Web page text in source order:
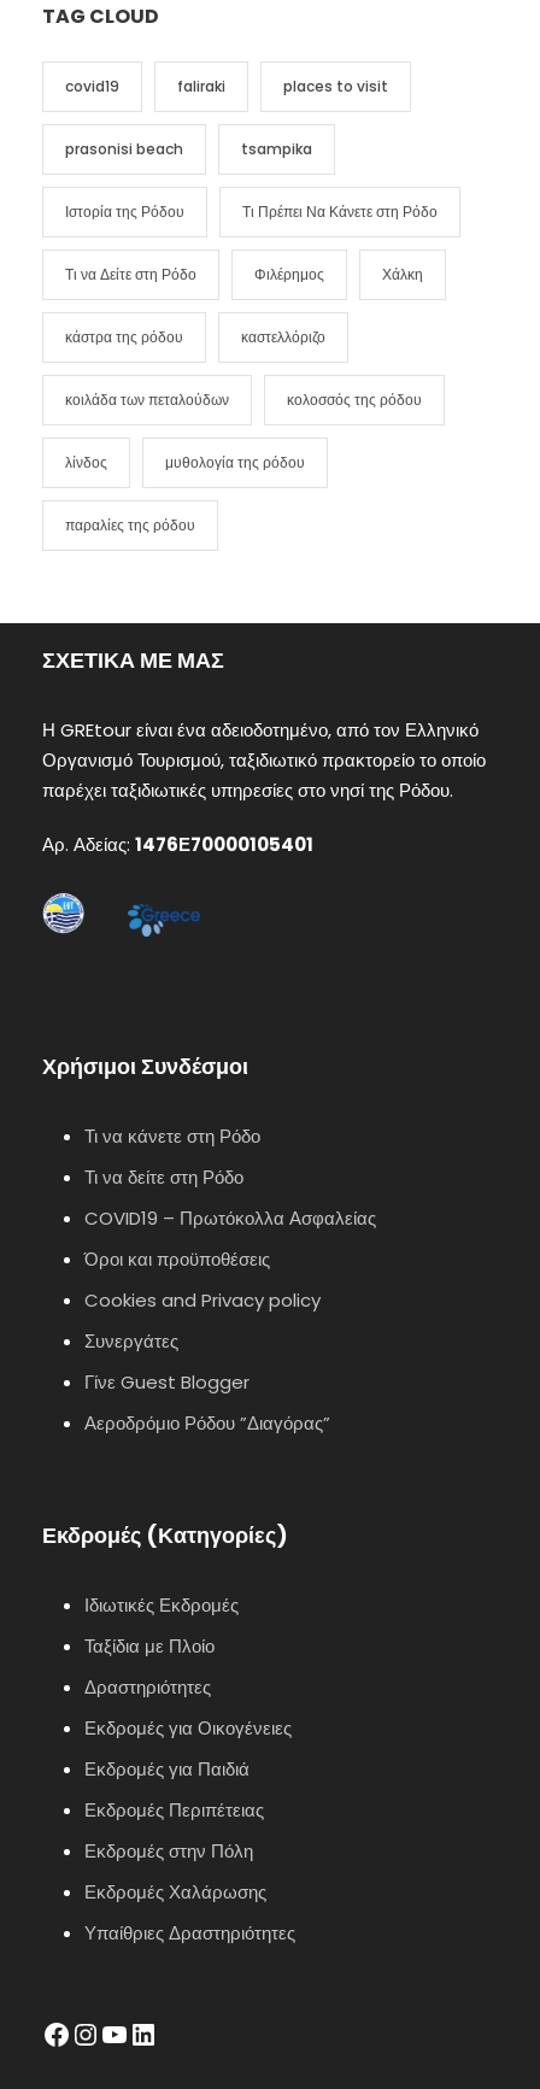
TAG CLOUD
covid19 faliraki places to visit
prasonisi beach tsampika
Ιστορία της Ρόδου Τι Πρέπει Να Κάνετε στη Ρόδο
Τι να Δείτε στη Ρόδο Φιλέρημος Χάλκη
κάστρα της ρόδου καστελλόριζο
κοιλάδα των πεταλούδων κολοσσός της ρόδου
λίνδος μυθολογία της ρόδου
παραλίες της ρόδου
ΣΧΕΤΙΚΑ ΜΕ ΜΑΣ
Η GREtour είναι ένα αδειοδοτημένο, από τον Ελληνικό
Οργανισμό Τουρισμού, ταξιδιωτικό πρακτορείο το οποίο
παρέχει ταξιδιωτικές υπηρεσίες στο νησί της Ρόδου.
Αρ. Αδείας: 1476Ε70000105401
Χρήσιμοι Συνδέσμοι
Τι να κάνετε στη Ρόδο
Τι να δείτε στη Ρόδο
COVID19 – Πρωτόκολλα Ασφαλείας
Όροι και προϋποθέσεις
Cookies and Privacy policy
Συνεργάτες
Γίνε Guest Blogger
Αεροδρόμιο Ρόδου ”Διαγόρας”
Εκδρομές (Κατηγορίες)
Ιδιωτικές Εκδρομές
Ταξίδια με Πλοίο
Δραστηριότητες
Εκδρομές για Οικογένειες
Εκδρομές για Παιδιά
Εκδρομές Περιπέτειας
Εκδρομές στην Πόλη
Εκδρομές Χαλάρωσης
Υπαίθριες Δραστηριότητες
facebook InstagramYouTube LinkedIn